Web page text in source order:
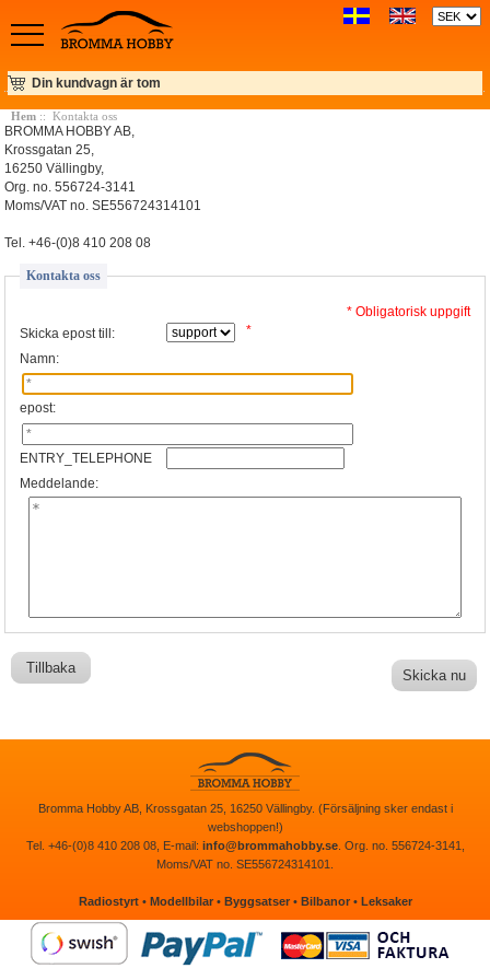
Din kundvagn är tom
Hem:: Kontakta oss
BROMMA HOBBY AB,
Krossgatan 25,
16250 Vällingby,
Org. no. 556724-3141
Moms/VAT no. SE556724314101
Tel. +46-(0)8 410 208 08
Kontakta oss
* Obligatorisk uppgift
Skicka epost till:
*
Namn:
epost:
ENTRY_TELEPHONE
Meddelande:
Tillbaka
Bromma Hobby AB, Krossgatan 25, 16250 Vällingby. (Försäljning sker endast i
webshoppen!)
Tel. +46-(0)8 410 208 08, E-mail: info@brommahobby.se. Org. no. 556724-3141,
Moms/VAT no. SE556724314101.
Radiostyrt• Modellbilar• Byggsatser• Bilbanor• Leksaker